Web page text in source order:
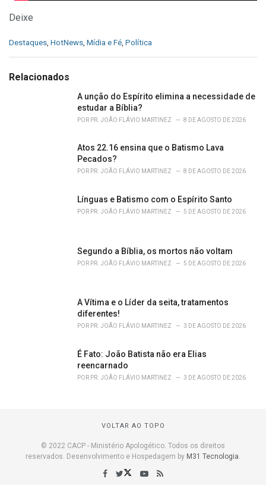
Deixe
C
e
Destaques, HotNews, Mídia e Fé, Política
Relacionados
A unção do Espírito elimina a necessidade de
estudar a Bíblia?
POR PR. JOÃO FLÁVIO MARTINEZ 8 DE AGOSTO DE 2026
Atos 22.16 ensina que o Batismo Lava
Pecados?
POR PR. JOÃO FLÁVIO MARTINEZ 8 DE AGOSTO DE 2026
Línguas e Batismo com o Espírito Santo
POR PR. JOÃO FLÁVIO MARTINEZ 5 DE AGOSTO DE 2026
Segundo a Bíblia, os mortos não voltam
POR PR. JOÃO FLÁVIO MARTINEZ 5 DE AGOSTO DE 2026
A Vítima e o Líder da seita, tratamentos
diferentes!
POR PR. JOÃO FLÁVIO MARTINEZ 3 DE AGOSTO DE 2026
É Fato: João Batista não era Elias
reencarnado
POR PR. JOÃO FLÁVIO MARTINEZ 3 DE AGOSTO DE 2026
VOLTAR AO TOPO
© 2022 CACP - Ministério Apologético. Todos os direitos
reservados. Desenvolvimento e Hospedagem by M31 Tecnologia.